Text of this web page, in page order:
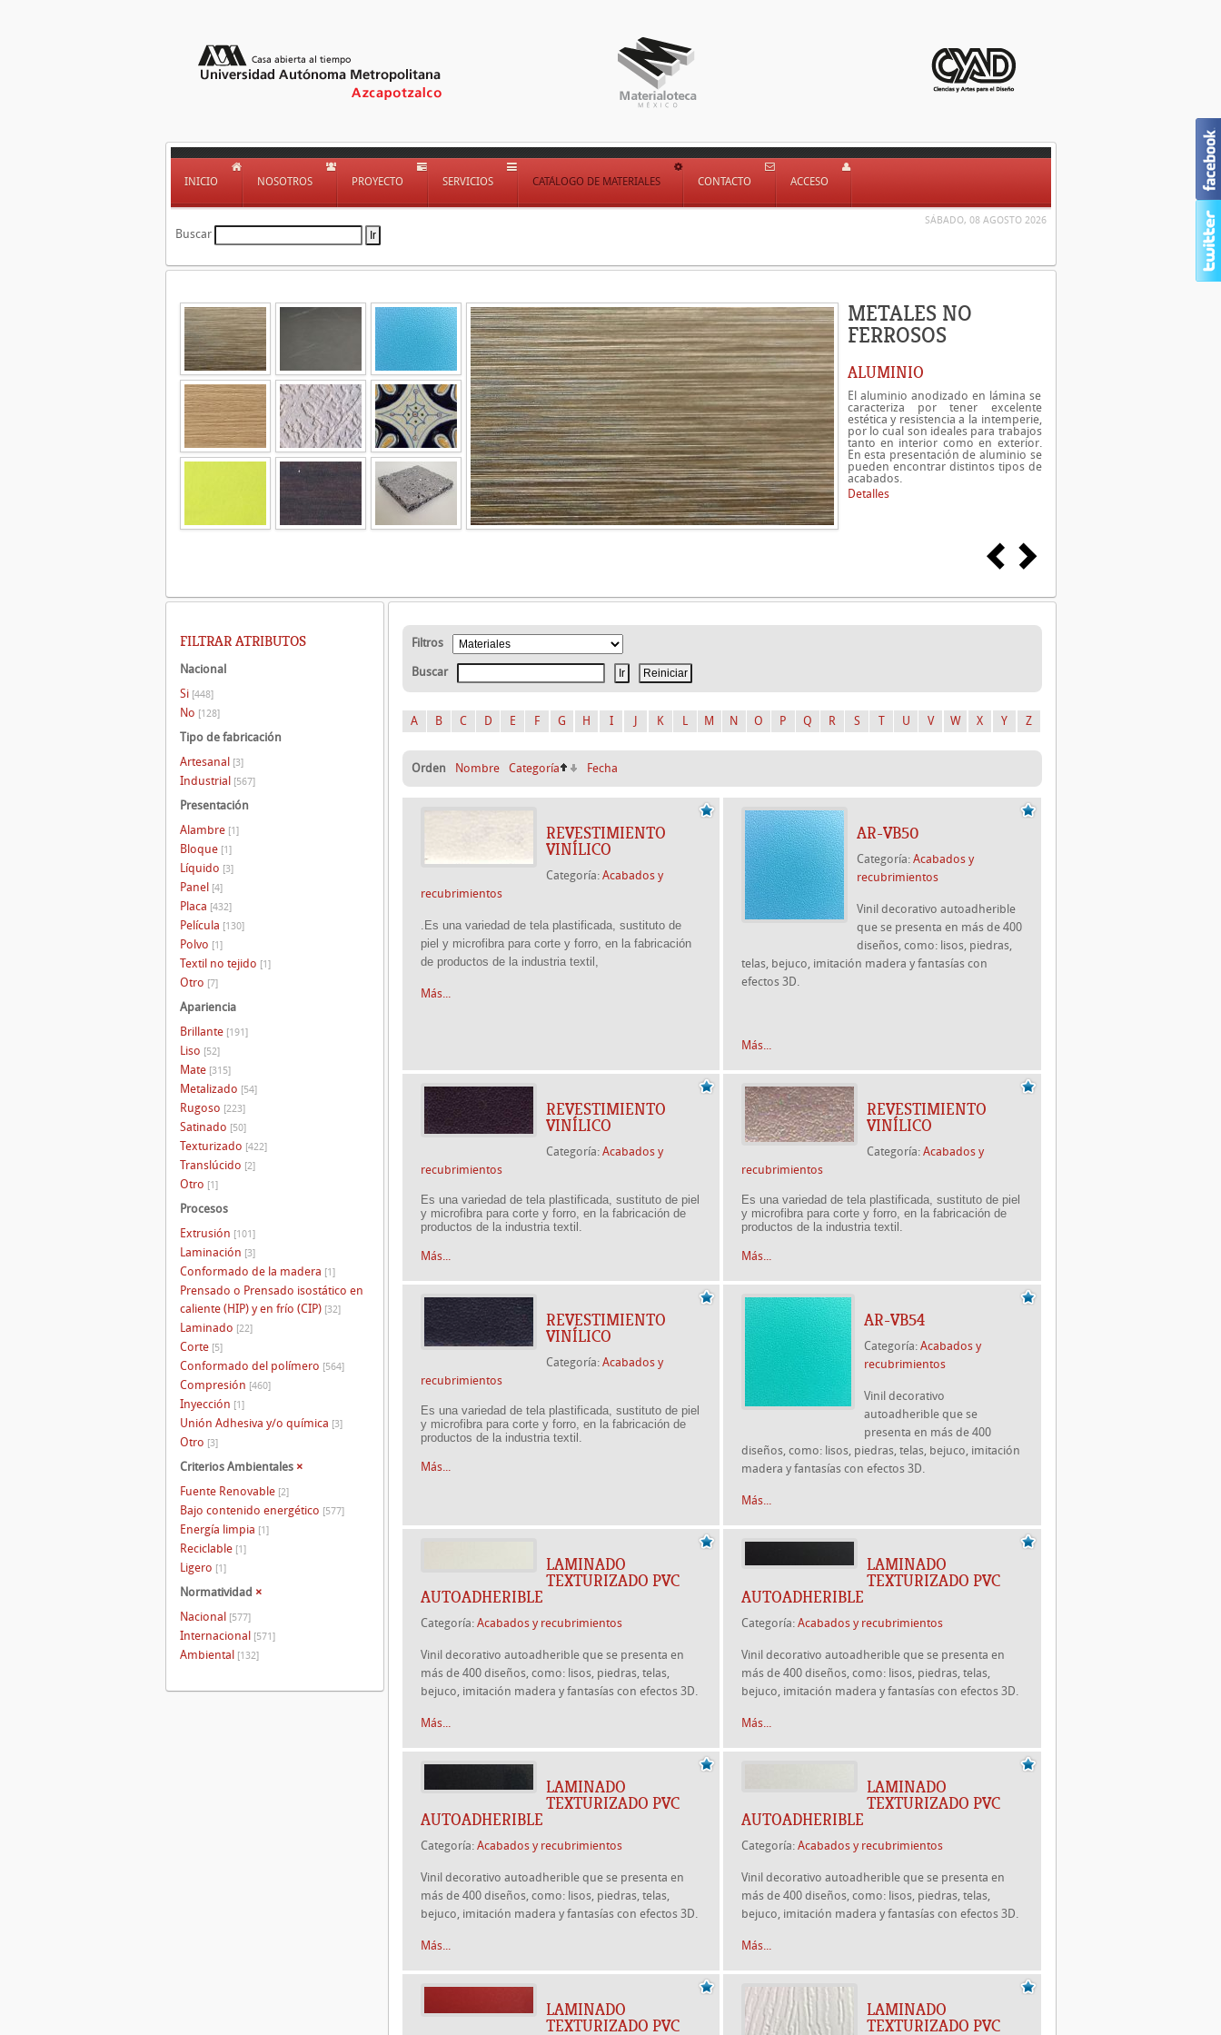
INICIO NOSOTROS PROYECTO SERVICIOS CATÁLOGO DE MATERIALES CONTACTO ACCESO
SÁBADO, 08 AGOSTO 2026
Buscar
METALES NO
FERROSOS
ALUMINIO
El aluminio anodizado en lámina se
caracteriza por tener excelente
estética y resistencia a la intemperie,
por lo cual son ideales para trabajos
tanto en interior como en exterior.
En esta presentación de aluminio se
pueden encontrar distintos tipos de
acabados.
Detalles
Filtros
Buscar
A B C D E F G H I K L M N O P Q R S T U V W X Y Z
Orden Nombre Categoría Fecha
REVESTIMIENTO
VINÍLICO
Categoría: Acabados y
recubrimientos
.Es una variedad de tela plastificada, sustituto de
piel y microfibra para corte y forro, en la fabricación
de productos de la industria textil,
Más...
AR-VB50
Categoría:Acabados y
recubrimientos
Vinil decorativo autoadherible
que se presenta en más de 400
diseños, como: lisos, piedras,
telas, bejuco, imitación madera y fantasías con
efectos 3D.
Más...
REVESTIMIENTO
VINÍLICO
Categoría: Acabados y
recubrimientos
Es una variedad de tela plastificada, sustituto de piel
y microfibra para corte y forro, en la fabricación de
productos de la industria textil.
Más...
REVESTIMIENTO
VINÍLICO
Categoría:Acabados y
recubrimientos
Es una variedad de tela plastificada, sustituto de piel
y microfibra para corte y forro, en la fabricación de
productos de la industria textil.
Más...
REVESTIMIENTO
VINÍLICO
Categoría: Acabados y
recubrimientos
Es una variedad de tela plastificada, sustituto de piel
y microfibra para corte y forro, en la fabricación de
productos de la industria textil.
Más...
AR-VB54
Categoría:Acabados y
recubrimientos
Vinil decorativo
autoadherible que se
presenta en más de 400
diseños, como: lisos, piedras, telas, bejuco, imitación
madera y fantasías con efectos 3D.
Más...
LAMINADO
TEXTURIZADO PVC
AUTOADHERIBLE
Categoría: Acabados y recubrimientos
Vinil decorativo autoadherible que se presenta en
más de 400 diseños, como: lisos, piedras, telas,
bejuco, imitación madera y fantasías con efectos 3D.
Más...
LAMINADO
TEXTURIZADO PVC
AUTOADHERIBLE
Categoría:Acabados y recubrimientos
Vinil decorativo autoadherible que se presenta en
más de 400 diseños, como: lisos, piedras, telas,
bejuco, imitación madera y fantasías con efectos 3D.
Más...
LAMINADO
TEXTURIZADO PVC
AUTOADHERIBLE
Categoría: Acabados y recubrimientos
Vinil decorativo autoadherible que se presenta en
más de 400 diseños, como: lisos, piedras, telas,
bejuco, imitación madera y fantasías con efectos 3D.
Más...
LAMINADO
TEXTURIZADO PVC
AUTOADHERIBLE
Categoría:Acabados y recubrimientos
Vinil decorativo autoadherible que se presenta en
más de 400 diseños, como: lisos, piedras, telas,
bejuco, imitación madera y fantasías con efectos 3D.
Más...
LAMINADO
TEXTURIZADO PVC
LAMINADO
TEXTURIZADO PVC
FILTRAR ATRIBUTOS
Nacional
Si [448]
No [128]
Tipo de fabricación
Artesanal [3]
Industrial [567]
Presentación
Alambre [1]
Bloque [1]
Líquido [3]
Panel [4]
Placa [432]
Película [130]
Polvo [1]
Textil no tejido [1]
Otro [7]
Apariencia
Brillante [191]
Liso [52]
Mate [315]
Metalizado [54]
Rugoso [223]
Satinado [50]
Texturizado [422]
Translúcido [2]
Otro [1]
Procesos
Extrusión [101]
Laminación [3]
Conformado de la madera [1]
Prensado o Prensado isostático en
caliente (HIP) y en frío (CIP) [32]
Laminado [22]
Corte [5]
Conformado del polímero [564]
Compresión [460]
Inyección [1]
Unión Adhesiva y/o química [3]
Otro [3]
Criterios Ambientales ×
Fuente Renovable [2]
Bajo contenido energético [577]
Energía limpia [1]
Reciclable [1]
Ligero [1]
Normatividad ×
Nacional [577]
Internacional [571]
Ambiental [132]